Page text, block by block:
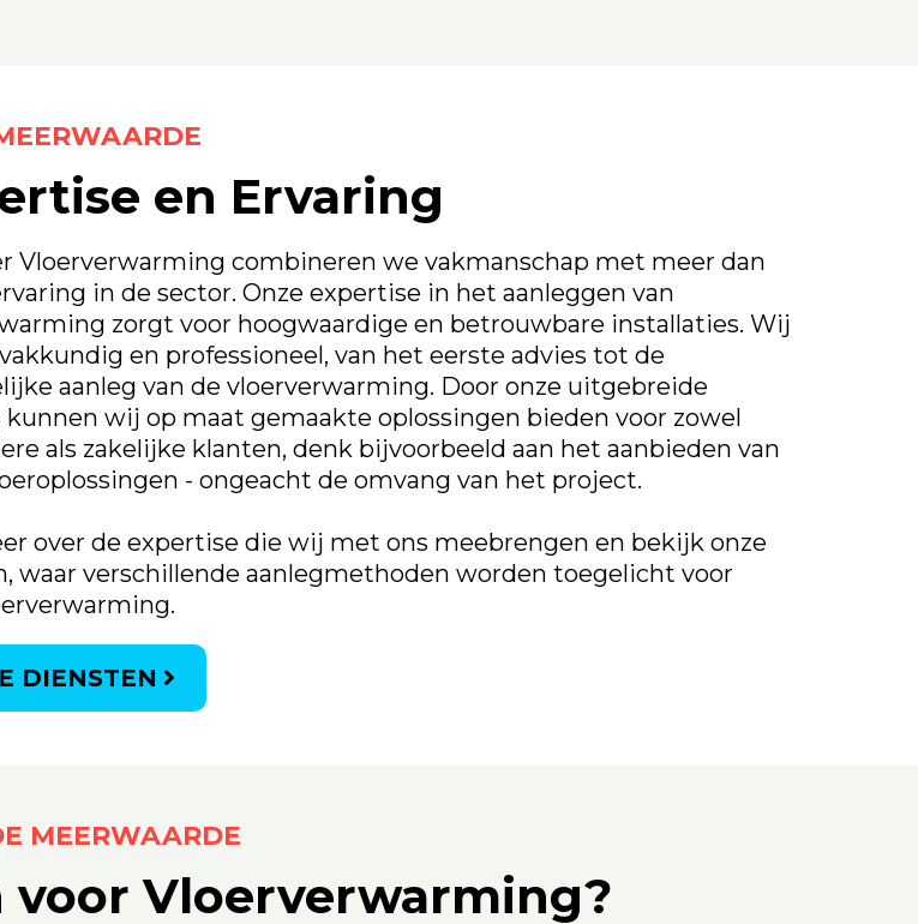
en Ervaring
Vloerverwarming combineren we vakmanschap met meer dan
in de sector. Onze expertise in het aanleggen van
zorgt voor hoogwaardige en betrouwbare installaties. Wij
en professioneel, van het eerste advies tot de
aanleg van de vloerverwarming. Door onze uitgebreide
kunnen wij op maat gemaakte oplossingen bieden voor zowel
als zakelijke klanten, denk bijvoorbeeld aan het aanbieden van
- ongeacht de omvang van het project.
over de expertise die wij met ons meebrengen en bekijk onze
waar verschillende aanlegmethoden worden toegelicht voor
DIENSTEN
MEERWAARDE
voor Vloerverwarming?